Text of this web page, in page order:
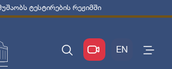
ტესტირების რეჟიმში
EN